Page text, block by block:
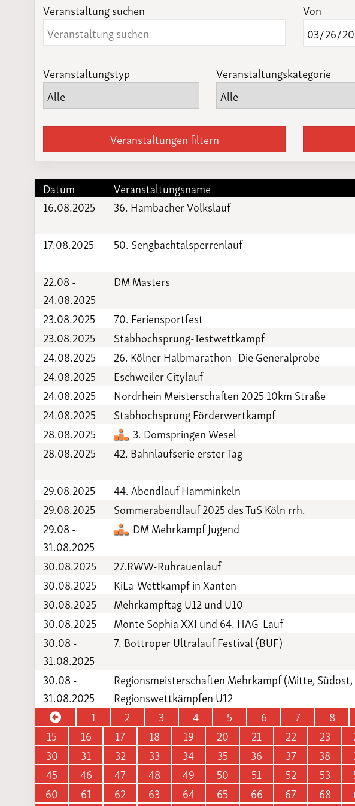
LSB-
Laufveranstaltertagungen
2023
Veranstaltung suchen Von
Veranstaltungstyp Veranstaltungskategorie
Veranstaltungen filtern
Datum Veranstaltungsname
16.08.2025
36. Hambacher Volkslauf
17.08.2025
50. Sengbachtalsperrenlauf
22.08 -
24.08.2025
DM Masters
23.08.2025
70. Feriensportfest
23.08.2025
Stabhochsprung-Testwettkampf
24.08.2025
26. Kölner Halbmarathon- Die Generalprobe
24.08.2025
Eschweiler Citylauf
24.08.2025
Nordrhein Meisterschaften 2025 10km Straße
24.08.2025
Stabhochsprung Förderwertkampf
28.08.2025
3. Domspringen Wesel
28.08.2025
42. Bahnlaufserie erster Tag
29.08.2025
44. Abendlauf Hamminkeln
29.08.2025
Sommerabendlauf 2025 des TuS Köln rrh.
29.08 -
31.08.2025
DM Mehrkampf Jugend
30.08.2025
27.RWW-Ruhrauenlauf
30.08.2025
KiLa-Wettkampf in Xanten
30.08.2025
Mehrkampftag U12 und U10
30.08.2025
Monte Sophia XXI und 64. HAG-Lauf
30.08 -
31.08.2025
7. Bottroper Ultralauf Festival (BUF)
30.08 -
31.08.2025
Regionsmeisterschaften Mehrkampf (Mitte,
Regionswettkämpfen U12
1
2 3 4 5 6 7 8
15
16 17 18 19 20 21 22 23
30
31 32 33 34 35 36 37 38
45
46 47 48 49 50 51 52 53
60
61 62 63 64 65 66 67 68